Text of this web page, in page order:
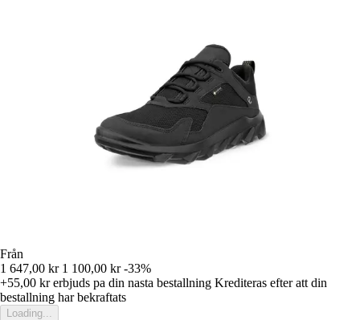
Från
1 647,00 kr 1 100,00 kr -33%
+55,00 krerbjuds pa din nasta bestallning Krediteras efter att din
bestallning har bekraftats
Loading...